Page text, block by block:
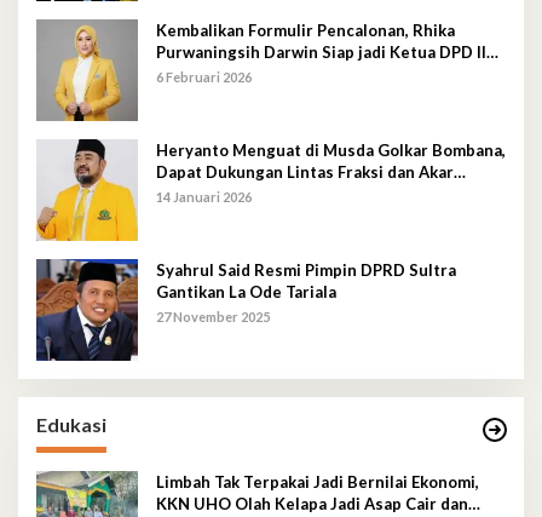
Kembalikan Formulir Pencalonan, Rhika
Purwaningsih Darwin Siap jadi Ketua DPD II
Golkar Mubar
6 Februari 2026
Heryanto Menguat di Musda Golkar Bombana,
Dapat Dukungan Lintas Fraksi dan Akar
Rumput
14 Januari 2026
Syahrul Said Resmi Pimpin DPRD Sultra
Gantikan La Ode Tariala
27 November 2025
Edukasi
Limbah Tak Terpakai Jadi Bernilai Ekonomi,
KKN UHO Olah Kelapa Jadi Asap Cair dan